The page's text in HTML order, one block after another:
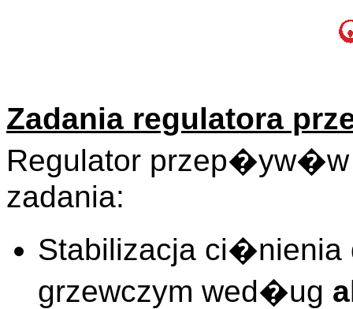
Zadania regulatora
Regulator
zadania:
Stabilizacja ci�nienia
grzewczym wed�ug